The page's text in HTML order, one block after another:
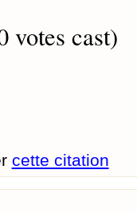
votes cast)
cette citation